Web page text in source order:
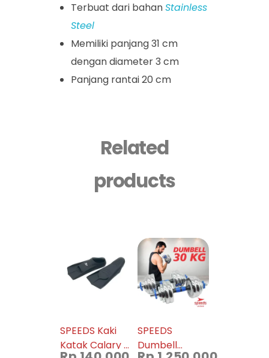
Terbuat dari bahanStainless
Steel
Memiliki panjang 31 cm
dengan diameter 3 cm
Panjang rantai 20 cm
Related
products
SPEEDS Kaki
Katak Calary /
SPEEDS
Dumbell